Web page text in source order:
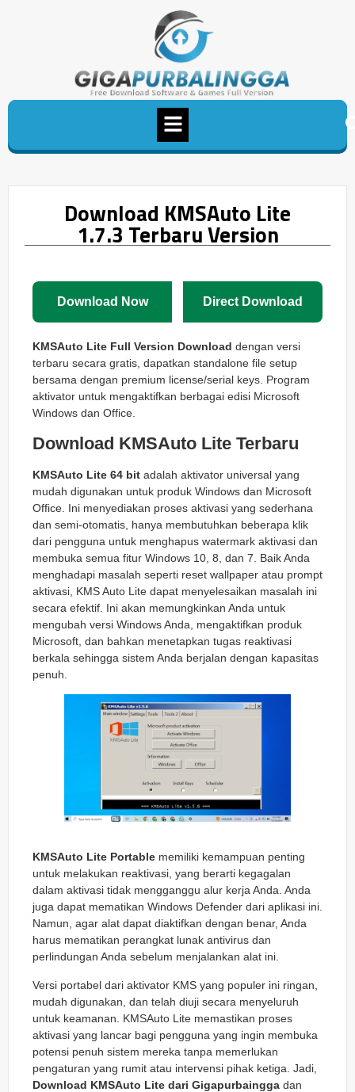
Download KMSAuto Lite
1.7.3 Terbaru Version
Download Now Direct Download
KMSAuto Lite Full Version Download dengan versi
terbaru secara gratis, dapatkan standalone file setup
bersama dengan premium license/serial keys. Program
aktivator untuk mengaktifkan berbagai edisi Microsoft
Windows dan Office.
Download KMSAuto Lite Terbaru
KMSAuto Lite 64 bit adalah aktivator universal yang
mudah digunakan untuk produk Windows dan Microsoft
Office. Ini menyediakan proses aktivasi yang sederhana
dan semi-otomatis, hanya membutuhkan beberapa klik
dari pengguna untuk menghapus watermark aktivasi dan
membuka semua fitur Windows 10, 8, dan 7. Baik Anda
menghadapi masalah seperti reset wallpaper atau prompt
aktivasi, KMS Auto Lite dapat menyelesaikan masalah ini
secara efektif. Ini akan memungkinkan Anda untuk
mengubah versi Windows Anda, mengaktifkan produk
Microsoft, dan bahkan menetapkan tugas reaktivasi
berkala sehingga sistem Anda berjalan dengan kapasitas
penuh.
KMSAuto Lite Portable memiliki kemampuan penting
untuk melakukan reaktivasi, yang berarti kegagalan
dalam aktivasi tidak mengganggu alur kerja Anda. Anda
juga dapat mematikan Windows Defender dari aplikasi ini.
Namun, agar alat dapat diaktifkan dengan benar, Anda
harus mematikan perangkat lunak antivirus dan
perlindungan Anda sebelum menjalankan alat ini.
Versi portabel dari aktivator KMS yang populer ini ringan,
mudah digunakan, dan telah diuji secara menyeluruh
untuk keamanan. KMSAuto Lite memastikan proses
aktivasi yang lancar bagi pengguna yang ingin membuka
potensi penuh sistem mereka tanpa memerlukan
pengaturan yang rumit atau intervensi pihak ketiga. Jadi,
Download KMSAuto Lite dari Gigapurbaingga dan